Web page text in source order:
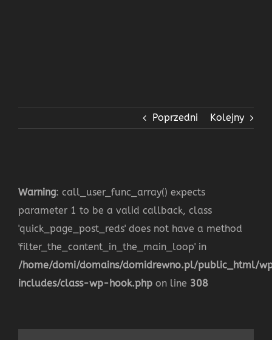
Poprzedni Kolejny
Warning: call_user_func_array() expects
parameter 1 to be a valid callback, class
'quick_page_post_reds' does not have a method
'filter_the_content_in_the_main_loop' in
/home/domi/domains/domidrewno.pl/public_html/
includes/class-wp-hook.php on line 308